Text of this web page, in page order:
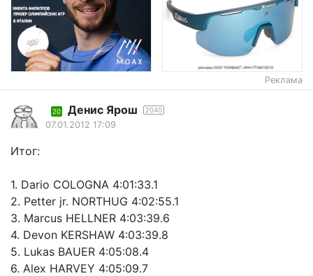
Реклама
20 Денис Ярош 2040
07.01.2012 17:09
Итог:
1. Dario COLOGNA 4:01:33.1
2. Petter jr. NORTHUG 4:02:55.1
3. Marcus HELLNER 4:03:39.6
4. Devon KERSHAW 4:03:39.8
5. Lukas BAUER 4:05:08.4
6. Alex HARVEY 4:05:09.7